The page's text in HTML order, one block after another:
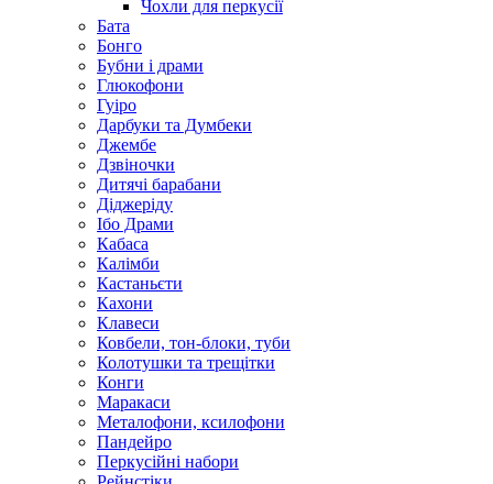
Чохли для перкусії
Бата
Бонго
Бубни і драми
Глюкофони
Гуіро
Дарбуки та Думбеки
Джембе
Дзвіночки
Дитячі барабани
Діджеріду
Ібо Драми
Кабаса
Калімби
Кастаньєти
Кахони
Клавеси
Ковбели, тон-блоки, туби
Колотушки та трещітки
Конги
Маракаси
Металофони, ксилофони
Пандейро
Перкусійні набори